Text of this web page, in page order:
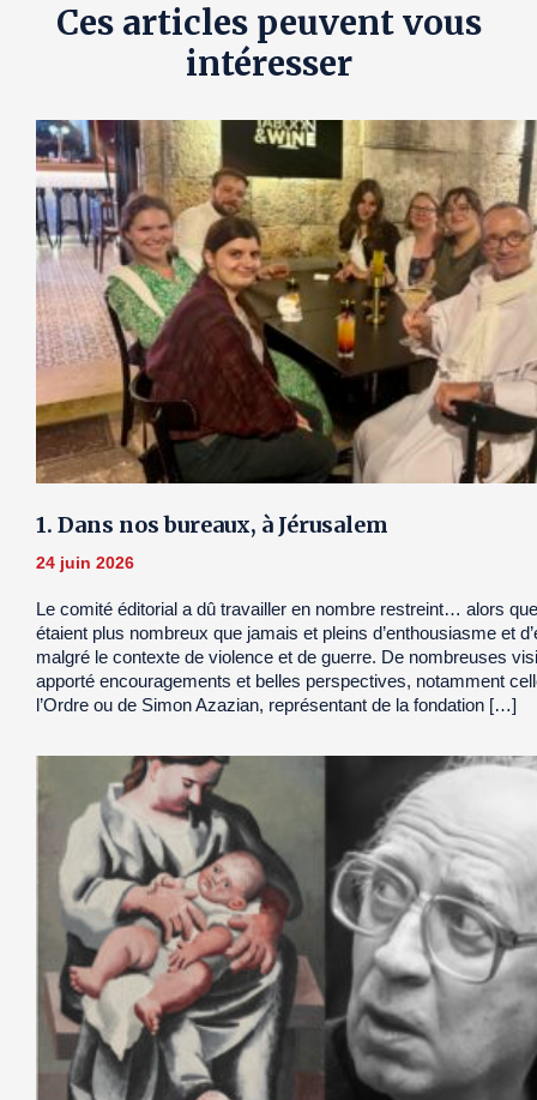
Ces articles peuvent vous
intéresser
1. Dans nos bureaux, à Jérusalem
24 juin 2026
Le comité éditorial a dû travailler en nombre restreint… alors
étaient plus nombreux que jamais et pleins d’enthousiasme et
malgré le contexte de violence et de guerre. De nombreuses
apporté encouragements et belles perspectives, notamment
l’Ordre ou de Simon Azazian, représentant de la fondation […]